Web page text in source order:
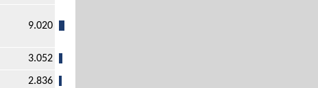
9.020
3.052
2.836